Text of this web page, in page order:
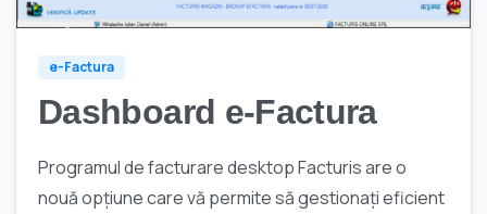
e-Factura
Dashboard e-Factura
Programul de facturare desktop Facturis are o
nouă opțiune care vă permite să gestionați eficient